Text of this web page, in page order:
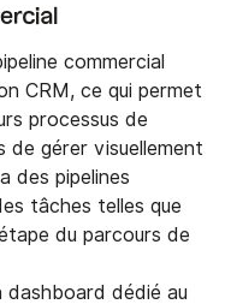
commercial
CRM, ce qui permet
processus de
de gérer visuellement
des pipelines
tâches telles que
du parcours de
dashboard dédié au